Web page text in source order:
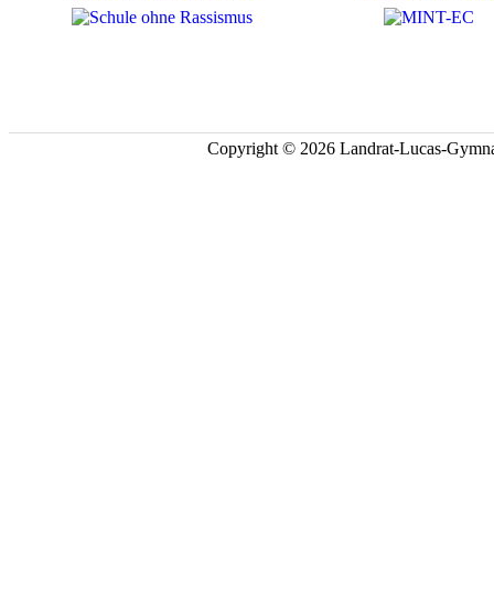
Copyright © 2026 Landrat-Lucas-